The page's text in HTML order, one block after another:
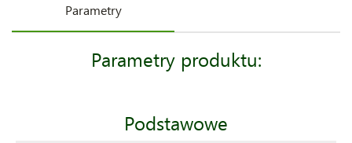
Parametry
Parametry produktu:
Podstawowe